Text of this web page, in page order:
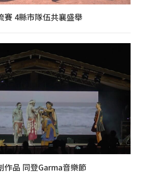
賽 4縣市隊伍共襄盛舉
作品 同登Garma音樂節